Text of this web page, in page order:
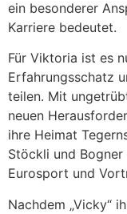
ein besonderer
Karriere bedeutet.
Für Viktoria ist es
Erfahrungsschatz
teilen. Mit
neuen
ihre Heimat
Stöckli und
Eurosport und
Nachdem „Vicky“